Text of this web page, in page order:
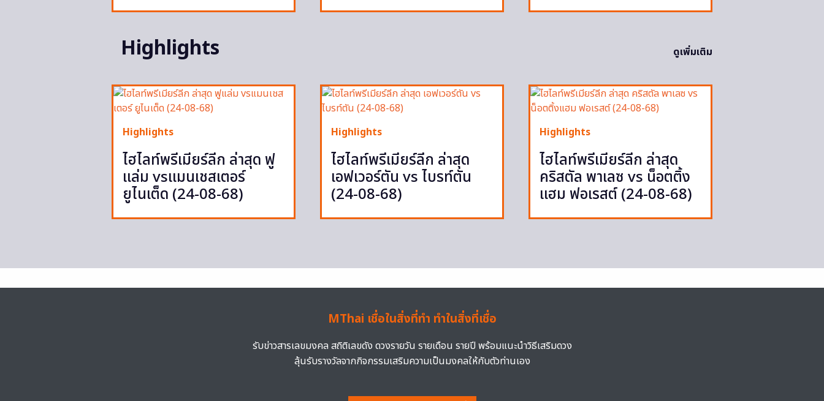
Highlights ดูเพิ่มเติม
Highlights
ไฮไลท์พรีเมียร์ลีก ล่าสุด ฟู
แล่ม vsแมนเชสเตอร์
ยูไนเต็ด (24-08-68)
Highlights
ไฮไลท์พรีเมียร์ลีก ล่าสุด
เอฟเวอร์ตัน vs ไบรท์ตัน
(24-08-68)
Highlights
ไฮไลท์พรีเมียร์ลีก ล่าสุด
คริสตัล พาเลซ vs น็อตติ้ง
แฮม ฟอเรสต์ (24-08-68)
MThai เชื่อในสิ่งที่ทำ ทำในสิ่งที่เชื่อ
รับข่าวสารเลขมงคล สถิติเลขดัง ดวงรายวัน รายเดือน รายปี พร้อมแนะนำวิธีเสริมดวง
ลุ้นรับรางวัลจากกิจกรรมเสริมความเป็นมงคลให้กับตัวท่านเอง